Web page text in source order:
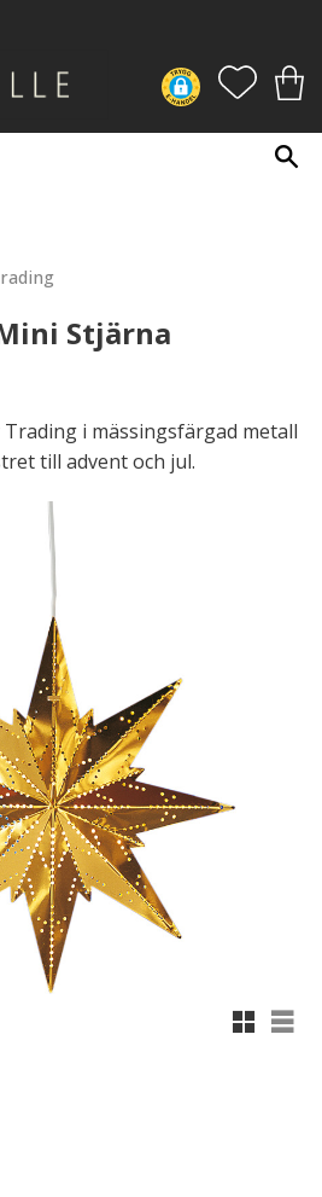
Stjärna
i mässingsfärgad metall
till advent och jul.